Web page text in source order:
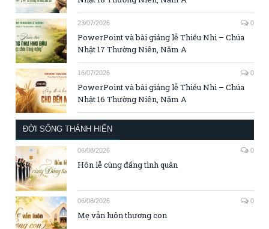
23/07/2026 0
PowerPoint và bài giảng lễ Thiếu Nhi – Chúa
Nhật 17 Thường Niên, Năm A
16/07/2026 0
PowerPoint và bài giảng lễ Thiếu Nhi – Chúa
Nhật 16 Thường Niên, Năm A
ĐỜI SỐNG THÁNH HIẾN
06/08/2026 0
Hôn lễ cùng đấng tình quân
06/08/2026 0
Mẹ vẫn luôn thương con